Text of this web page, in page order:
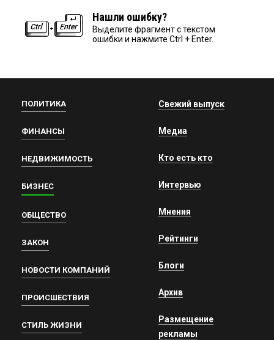
Нашли ошибку?
Выделите фрагмент с текстом
ошибки и нажмите Ctrl + Enter.
ПОЛИТИКА
ФИНАНСЫ
НЕДВИЖИМОСТЬ
БИЗНЕС
ОБЩЕСТВО
ЗАКОН
НОВОСТИ КОМПАНИЙ
ПРОИСШЕСТВИЯ
СТИЛЬ ЖИЗНИ
Свежий выпуск
Медиа
Кто есть кто
Интервью
Мнения
Рейтинги
Блоги
Архив
Размещение
рекламы